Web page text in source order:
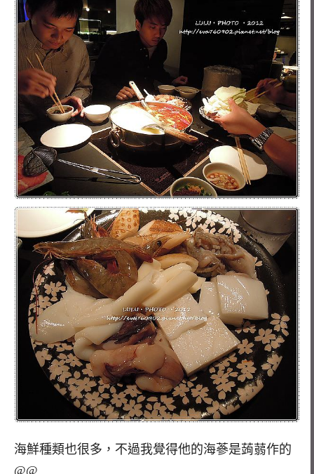
海鮮種類也很多，不過我覺得他的海蔘是蒟蒻作的
@@